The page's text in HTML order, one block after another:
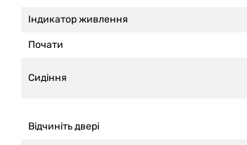
Індикатор живлення
Почати
Сидіння
Відчиніть двері